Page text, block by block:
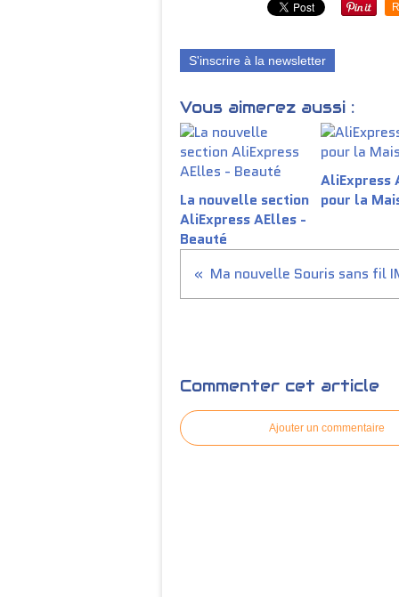
S'inscrire à la newsletter
Vous aimerez aussi :
La nouvelle section
AliExpress AElles -
Beauté
AliExpress
pour la
Ma nouvelle Souris sans fil
Commenter cet article
Ajouter un commentaire